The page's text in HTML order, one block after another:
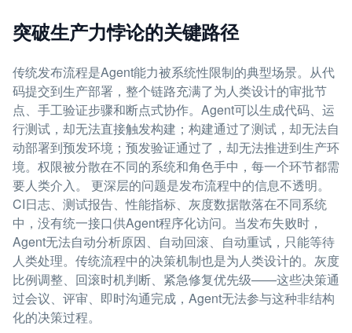
突破生产力悖论的关键路径
传统发布流程是Agent能力被系统性限制的典型场景。从代
码提交到生产部署，整个链路充满了为人类设计的审批节
点、手工验证步骤和断点式协作。Agent可以生成代码、运
行测试，却无法直接触发构建；构建通过了测试，却无法自
动部署到预发环境；预发验证通过了，却无法推进到生产环
境。权限被分散在不同的系统和角色手中，每一个环节都需
要人类介入。 更深层的问题是发布流程中的信息不透明。
CI日志、测试报告、性能指标、灰度数据散落在不同系统
中，没有统一接口供Agent程序化访问。当发布失败时，
Agent无法自动分析原因、自动回滚、自动重试，只能等待
人类处理。传统流程中的决策机制也是为人类设计的。灰度
比例调整、回滚时机判断、紧急修复优先级——这些决策通
过会议、评审、即时沟通完成，Agent无法参与这种非结构
化的决策过程。